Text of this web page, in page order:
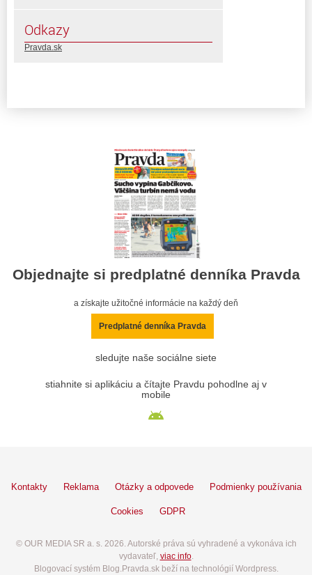
Odkazy
Pravda.sk
Objednajte si predplatné denníka Pravda
a získajte užitočné informácie na každý deň
Predplatné denníka Pravda
sledujte naše sociálne siete
stiahnite si aplikáciu a čítajte Pravdu pohodlne aj v
mobile
Kontakty Reklama Otázky a odpovede Podmienky používania
Cookies GDPR
© OUR MEDIA SR a. s. 2026. Autorské práva sú vyhradené a vykonáva ich
vydavateľ, viac info.
Blogovací systém Blog.Pravda.sk beží na technológií Wordpress.